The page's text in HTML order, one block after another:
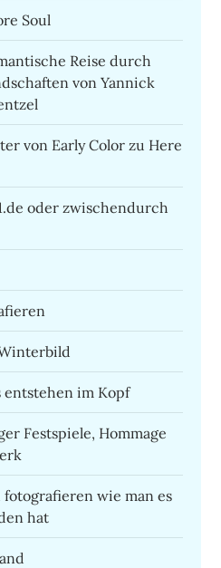
Soul
Reise durch
von Yannick
von Early Color zu Here
oder zwischendurch
entstehen im Kopf
Festspiele, Hommage
fotografieren wie man es
hat